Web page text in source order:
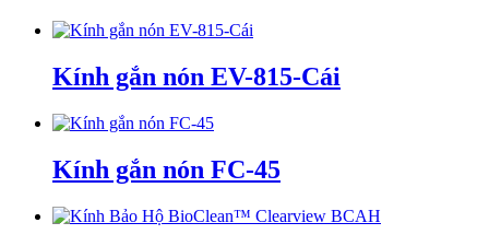
Kính gắn nón EV-815-Cái
Kính gắn nón FC-45